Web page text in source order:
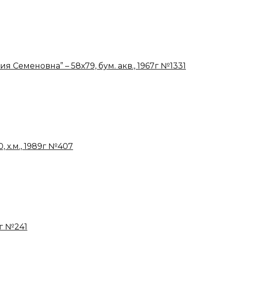
Семеновна” – 58х79, бум. акв., 1967г №1331
х.м., 1989г №407
№241